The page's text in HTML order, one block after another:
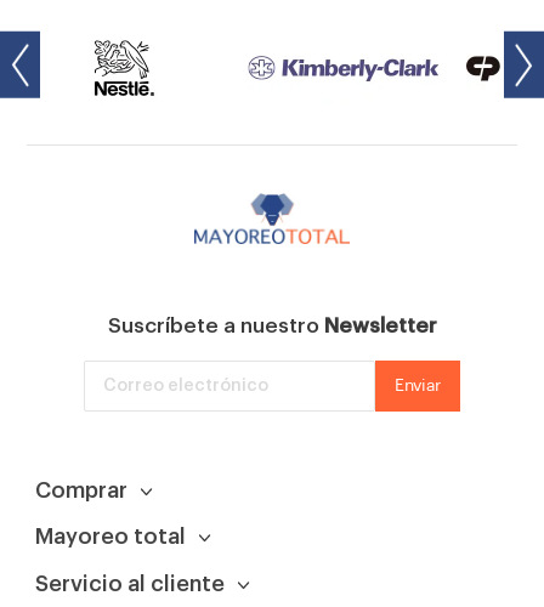
Suscríbete a nuestro Newsletter
Enviar
Comprar
Búsqueda
Comprar por categoría
Mayoreo total
Acerca de nosotros
Servicio al cliente